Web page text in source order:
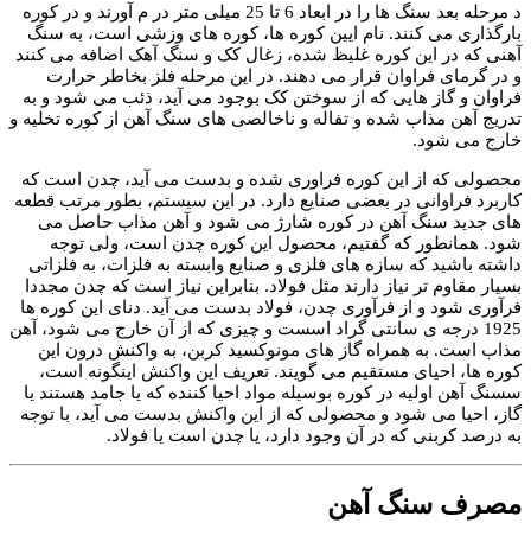
د مرحله بعد سنگ ها را در ابعاد 6 تا 25 میلی متر در م آورند و در کوره
بارگذاری می کنند. نام ایین کوره ها، کوره های وزشی است، به سنگ
آهنی که در این کوره غلیظ شده، زغال کک و سنگ آهک اضافه می کنند
و در گرمای فراوان قرار می دهند. در این مرحله فلز بخاطر حرارت
فراوان و گاز هایی که از سوختن کک بوجود می آید، ذئب می شود و به
تدریج آهن مذاب شده و تفاله و ناخالصی های سنگ آهن از کوره تخلیه و
خارج می شود.
محصولی که از این کوره فراوری شده و بدست می آید، چدن است که
کاربرد فراوانی در بعضی صنایع دارد. در این سیستم، بطور مرتب قطعه
های جدید سنگ آهن در کوره شارژ می شود و آهن مذاب حاصل می
شود. همانطور که گفتیم، محصول این کوره چدن است، ولی توجه
داشته باشید که سازه های فلزی و صنایع وابسته به فلزات، به فلزاتی
بسیار مقاوم تر نیاز دارند مثل فولاد. بنابراین نیاز است که چدن مجددا
فرآوری شود و از فرآوری چدن، فولاد بدست می آید. دنای این کوره ها
1925 درجه ی سانتی گراد اسست و چیزی که از آن خارج می شود، آهن
مذاب است. به همراه گاز های مونوکسید کربن، به واکنش درون این
کوره ها، احیای مستقیم می گویند. تعریف این واکنش اینگونه است،
سسنگ آهن اولیه در کوره بوسیله مواد احیا کننده که یا جامد هستند یا
گاز، احیا می شود و محصولی که از این واکنش بدست می آید، با توجه
به درصد کربنی که در آن وجود دارد، یا چدن است یا فولاد.
مصرف سنگ آهن